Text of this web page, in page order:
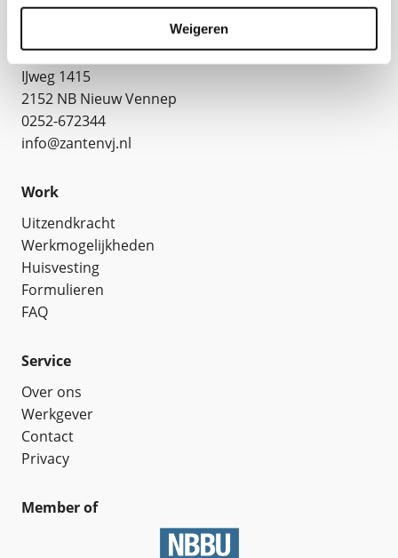
Weigeren
Van Zanten Uitzendburo
IJweg 1415
2152 NB Nieuw Vennep
0252-672344
info@zantenvj.nl
Work
Uitzendkracht
Werkmogelijkheden
Huisvesting
Formulieren
FAQ
Service
Over ons
Werkgever
Contact
Privacy
Member of